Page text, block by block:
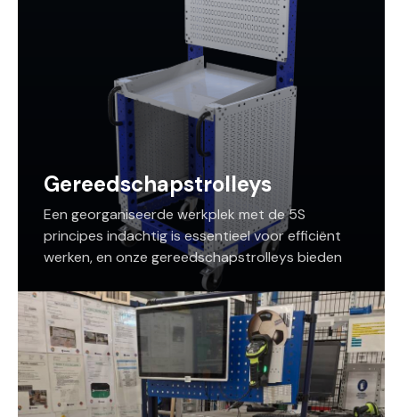
Gereedschapstrolleys
Een georganiseerde werkplek met de 5S
principes indachtig is essentieel voor efficiënt
werken, en onze gereedschapstrolleys bieden
de perfecte aanvulling. Deze zorgen ervoor dat
gereedschappen altijd binnen handbereik zijn,
ongeacht waar je je bevindt in de werkplaats of
het magazijn.
Niet gevonden wat je zoekt tussen onze
standaardoplossingen, dan bouwen we op maat
met ons modulair constructiesysteem.